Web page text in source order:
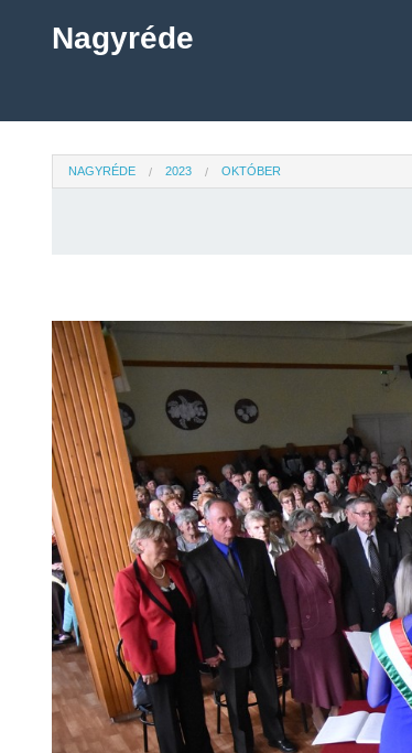
Nagyréde
NAGYRÉDE 2023 OKTÓBER